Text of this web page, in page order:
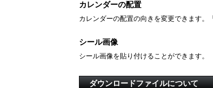
カレンダーの配置
カレンダーの配置の向きを変更できます。
シール画像
シール画像を貼り付けることができます。
ダウンロードファイルについて